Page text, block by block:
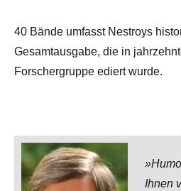
40 Bände umfasst Nestroys
Gesamtausgabe, die in
Forschergruppe ediert wurde.
Ihnen